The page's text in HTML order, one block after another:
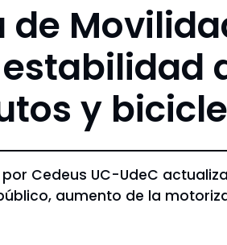
de
y
Cedeus UC-UdeC
aumento de la